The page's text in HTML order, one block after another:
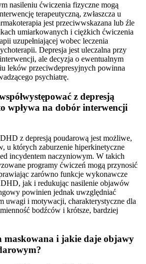
nasileniu ćwiczenia fizyczne mogą
terapeutyczną, zwłaszcza u
jest przeciwwskazana lub źle
umiarkowanych i ciężkich ćwiczenia
uzupełniającej wobec leczenia
Depresja jest uleczalna przy
ale decyzja o ewentualnym
leków przeciwdepresyjnych powinna
psychiatrę.
z depresją
wpływa na dobór interwencji
z depresją poudarową jest możliwe,
u których zaburzenie hiperkinetyczne
incydentem naczyniowym. W takich
programy ćwiczeń mogą przynosić
zarówno funkcje wykonawcze
jak i redukując nasilenie objawów
powinien jednak uwzględniać
uwagi i motywacji, charakterystyczne dla
bodźców i krótsze, bardziej
maskowana i jakie daje objawy